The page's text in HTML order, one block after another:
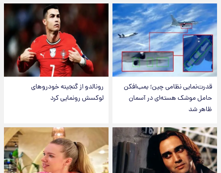
قدرت‌نمایی نظامی چین؛ بمب‌افکن
حامل موشک هسته‌ای در آسمان
ظاهر شد
رونالدو از گنجینه خودروهای
لوکسش رونمایی کرد